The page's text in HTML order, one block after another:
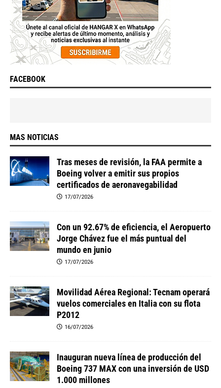
FACEBOOK
MAS NOTICIAS
Tras meses de revisión, la FAA permite a
Boeing volver a emitir sus propios
certificados de aeronavegabilidad
17/07/2026
Con un 92.67% de eficiencia, el Aeropuerto
Jorge Chávez fue el más puntual del
mundo en junio
17/07/2026
Movilidad Aérea Regional: Tecnam operará
vuelos comerciales en Italia con su flota
P2012
16/07/2026
Inauguran nueva línea de producción del
Boeing 737 MAX con una inversión de USD
1.000 millones